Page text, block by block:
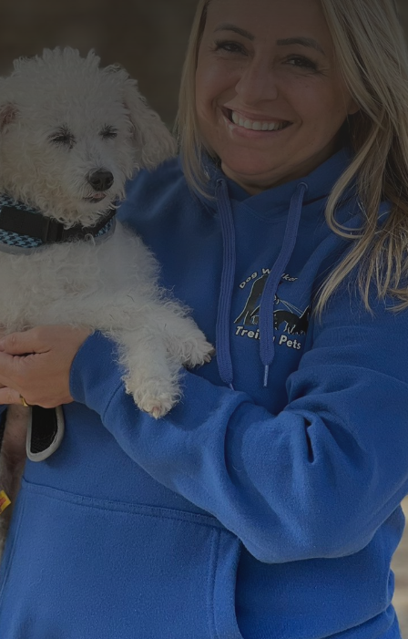
Formulário de Contato
12 + 7 = Enviar